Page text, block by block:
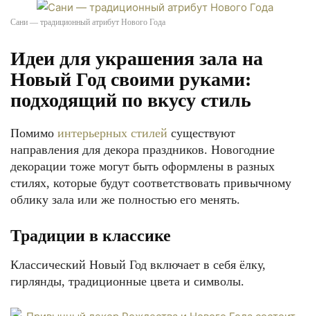
Сани — традиционный атрибут Нового Года
Идеи для украшения зала на
Новый Год своими руками:
подходящий по вкусу стиль
Помимо интерьерных стилей существуют
направления для декора праздников. Новогодние
декорации тоже могут быть оформлены в разных
стилях, которые будут соответствовать привычному
облику зала или же полностью его менять.
Традиции в классике
Классический Новый Год включает в себя ёлку,
гирлянды, традиционные цвета и символы.